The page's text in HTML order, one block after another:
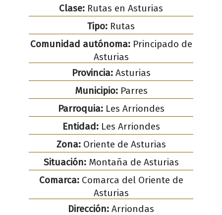
Clase: Rutas en Asturias
Tipo: Rutas
Comunidad autónoma:Principado de
Asturias
Provincia:Asturias
Municipio:Parres
Parroquia:Les Arriondes
Entidad:Les Arriondes
Zona:Oriente de Asturias
Situación:Montaña de Asturias
Comarca:Comarca del Oriente de
Asturias
Dirección: Arriondas